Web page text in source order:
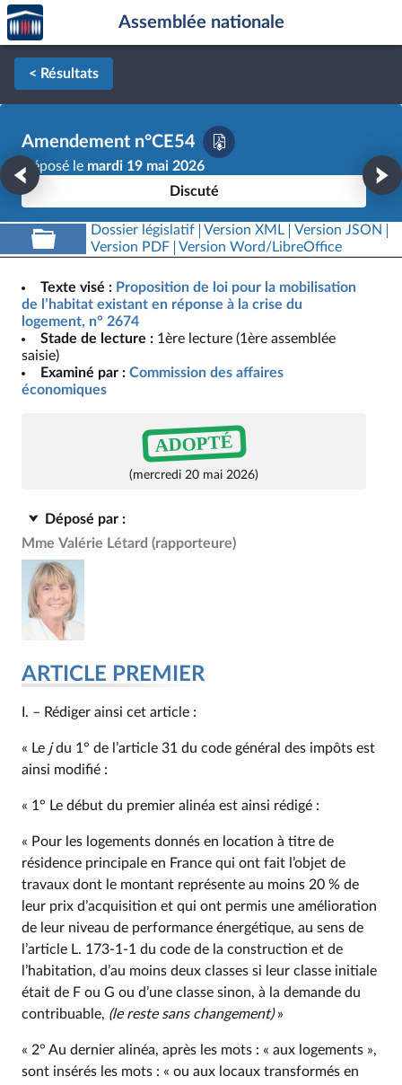
Aller au contenu
Aller en bas de la page
Accèder
à la
page
d'accueil
Assemblée nationale
< Résultats
Amendement n°CE54
Déposé le mardi 19 mai 2026
Discuté
Dossier législatif Version XML
Version JSON
Version PDF
Version Word/LibreOffice
Texte visé : Proposition de loi pour la mobilisation
de l’habitat existant en réponse à la crise du
logement, n° 2674
Stade de lecture : 1ère lecture (1ère assemblée
saisie)
Examiné par : Commission des affaires
économiques
ADOPTÉ
(mercredi 20 mai 2026)
Déposé par :
Mme Valérie Létard (rapporteure)
ARTICLE PREMIER
I. – Rédiger ainsi cet article :
« Le jdu 1° de l’article 31 du code général des impôts est
ainsi modifié :
« 1° Le début du premier alinéa est ainsi rédigé :
« Pour les logements donnés en location à titre de
résidence principale en France qui ont fait l’objet de
travaux dont le montant représente au moins 20 % de
leur prix d’acquisition et qui ont permis une amélioration
de leur niveau de performance énergétique, au sens de
l’article L. 173‑1‑1 du code de la construction et de
l’habitation, d’au moins deux classes si leur classe initiale
était de F ou G ou d’une classe sinon, à la demande du
contribuable, (le reste sans changement)»
« 2° Au dernier alinéa, après les mots : « aux logements »,
sont insérés les mots : « ou aux locaux transformés en